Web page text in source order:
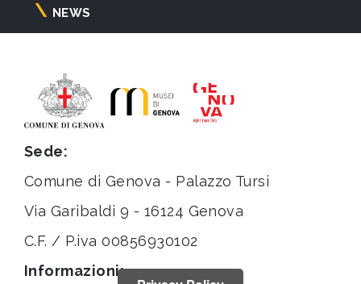
NEWS
Sede:
Comune di Genova - Palazzo Tursi
Via Garibaldi 9 - 16124 Genova
C.F. / P.iva 00856930102
Informazioni: